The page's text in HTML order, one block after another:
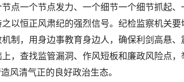
一个节点发力、一个细节一个细节抓起、
以恒正风肃纪的强烈信号。纪检监察机关要
制，用身边事教育身边人，确保利剑高悬、
，查找监管漏洞、作风短板和廉政风险点
风清气正的良好政治生态。